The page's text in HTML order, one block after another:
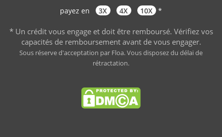
payez en 3X 4X 10X *
* Un crédit vous engage et doit être remboursé. Vérifiez vos
capacités de remboursement avant de vous engager.
Sous réserve d'acceptation par Floa. Vous disposez du délai de
rétractation.